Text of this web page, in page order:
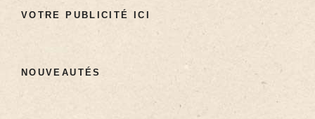
VOTRE PUBLICITÉ ICI
NOUVEAUTÉS